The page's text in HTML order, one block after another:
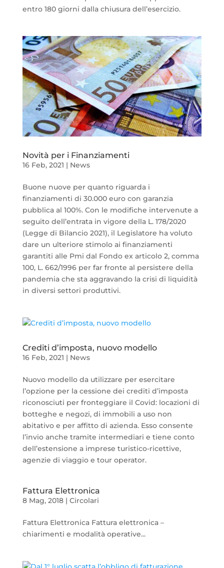
entro 180 giorni dalla chiusura dell’esercizio.
Novità per i Finanziamenti
16 Feb, 2021 | News
Buone nuove per quanto riguarda i
finanziamenti di 30.000 euro con garanzia
pubblica al 100%. Con le modifiche intervenute a
seguito dell’entrata in vigore della L. 178/2020
(Legge di Bilancio 2021), il Legislatore ha voluto
dare un ulteriore stimolo ai finanziamenti
garantiti alle Pmi dal Fondo ex articolo 2, comma
100, L. 662/1996 per far fronte al persistere della
pandemia che sta aggravando la crisi di liquidità
in diversi settori produttivi.
Crediti d’imposta, nuovo modello
16 Feb, 2021 | News
Nuovo modello da utilizzare per esercitare
l’opzione per la cessione dei crediti d’imposta
riconosciuti per fronteggiare il Covid: locazioni di
botteghe e negozi, di immobili a uso non
abitativo e per affitto di azienda. Esso consente
l’invio anche tramite intermediari e tiene conto
dell’estensione a imprese turistico-ricettive,
agenzie di viaggio e tour operator.
Fattura Elettronica
8 Mag, 2018| Circolari
Fattura Elettronica Fattura elettronica –
chiarimenti e modalità operative...